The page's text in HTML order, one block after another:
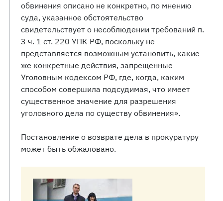
обвинения описано не конкретно, по мнению
суда, указанное обстоятельство
свидетельствует о несоблюдении требований п.
3 ч. 1 ст. 220 УПК РФ, поскольку не
представляется возможным установить, какие
же конкретные действия, запрещенные
Уголовным кодексом РФ, где, когда, каким
способом совершила подсудимая, что имеет
существенное значение для разрешения
уголовного дела по существу обвинения».
Постановление о возврате дела в прокуратуру
может быть обжаловано.